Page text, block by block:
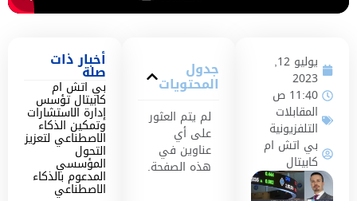
يوليو 12,
2023
11:40 ص
المقابلات
التلفزيونية
بي اتش ام
كابيتال
جدول
المحتويات
لم يتم العثور
على أي
عناوين في
هذه الصفحة.
أخبار ذات
صلة
بي اتش ام
كابيتال تؤسس
إدارة الاستشارات
وتمكين الذكاء
الاصطناعي لتعزيز
التحول
المؤسسي
المدعوم بالذكاء
الاصطناعي